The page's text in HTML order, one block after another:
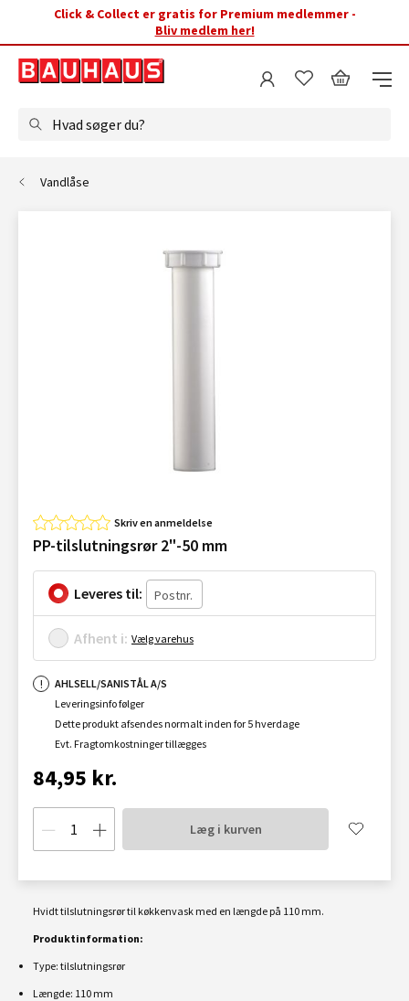
Click & Collect er gratis for Premium medlemmer -
Bliv medlem her!
Hvad søger du?
Vandlåse
Skriv en anmeldelse
PP-tilslutningsrør 2"-50 mm
Leveres til:
Afhent i: Vælg varehus
AHLSELL/SANISTÅL A/S
Leveringsinfo følger
Dette produkt afsendes normalt inden for 5 hverdage
Evt. Fragtomkostninger tillægges
84,95 kr.
Læg i kurven
Hvidt tilslutningsrør til køkkenvask med en længde på 110 mm.
Produktinformation:
Type: tilslutningsrør
Længde: 110 mm